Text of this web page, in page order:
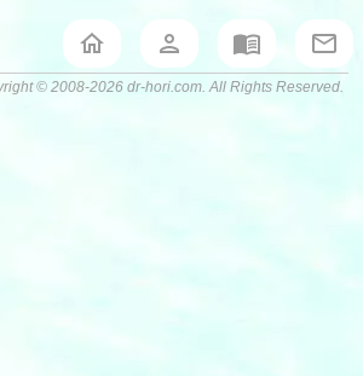
© 2008-2026 dr-hori.com. All Rights Reserved.